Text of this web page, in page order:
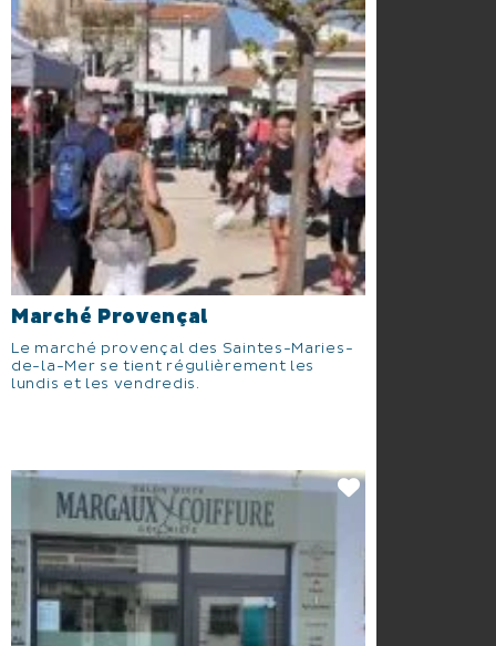
Marché Provençal
Le marché provençal des Saintes-Maries-
de-la-Mer se tient régulièrement les
lundis et les vendredis.